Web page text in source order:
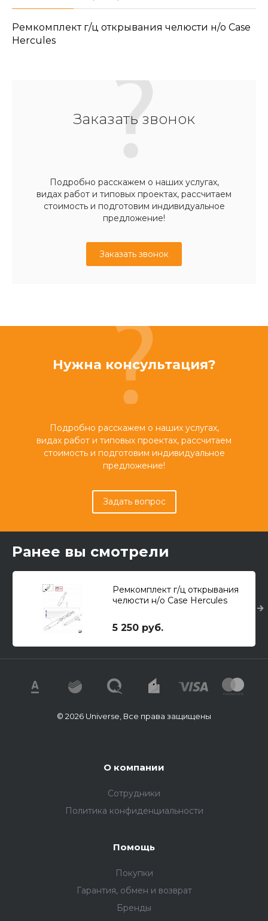
Ремкомплект г/ц открывания челюсти н/о Case
Hercules
Заказать звонок
Подробно расскажем о наших услугах,
видах работ и типовых проектах, рассчитаем
стоимость и подготовим индивидуальное
предложение!
Заказать звонок
Нужна консультация?
Подробно расскажем о наших услугах,
видах работ и типовых проектах, рассчитаем
стоимость и подготовим индивидуальное
предложение!
Задать вопрос
Ранее вы смотрели
Ремкомплект г/ц открывания
челюсти н/о Case Hercules
5 250 руб.
© 2026 Universe, Все права защищены
О компании
Сотрудники
Политика конфиденциальности
Помощь
Покупки
Гарантия, обмен и возврат
Бренды